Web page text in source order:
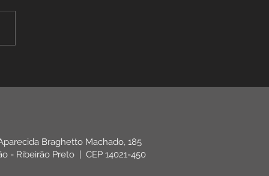
(são curtos), a via
Braghetto Machado, 185
- Ribeirão Preto | CEP 14021-450